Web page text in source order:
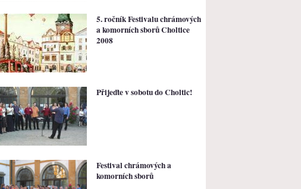
5. ročník Festivalu chrámových
a komorních sborů Choltice
2008
Přijeďte v sobotu do Choltic!
Festival chrámových a
komorních sborů